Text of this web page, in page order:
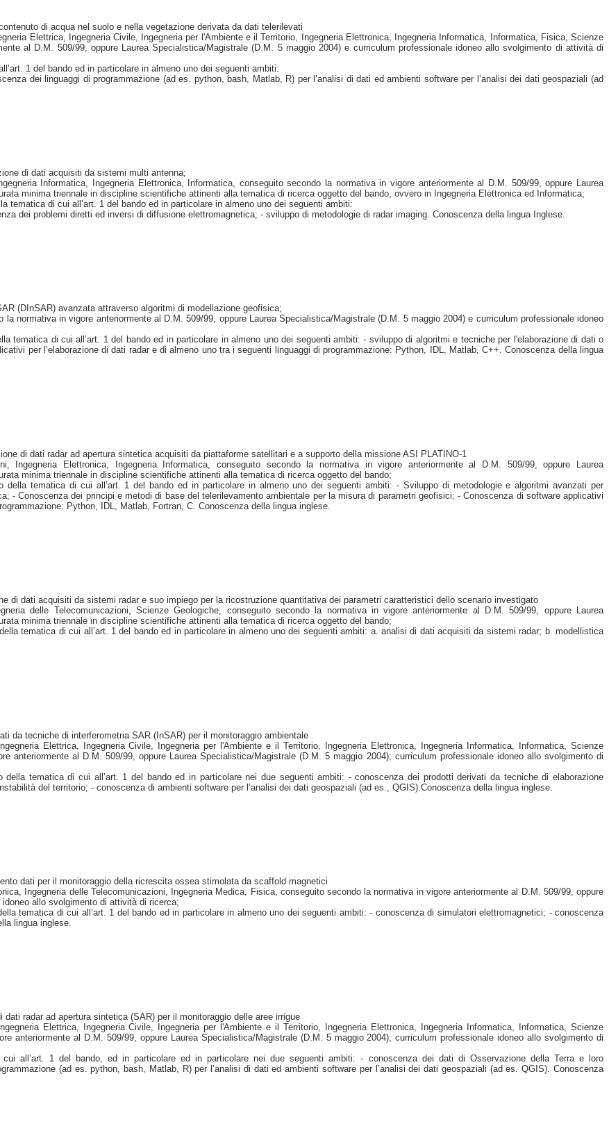
di acqua nel suolo e nella vegetazione derivata da dati telerilevati
Elettrica, Ingegneria Civile, Ingegneria per l'Ambiente e il Territorio, Ingegneria Elettronica, Ingegneria Informatica, Informatica, Fisica, Scienze
al D.M. 509/99, oppure Laurea Specialistica/Magistrale (D.M. 5 maggio 2004) e curriculum professionale idoneo allo svolgimento di attività di
1 del bando ed in particolare in almeno uno dei seguenti ambiti:
dei linguaggi di programmazione (ad es. python, bash, Matlab, R) per l’analisi di dati ed ambienti software per l’analisi dei dati geospaziali (ad
di dati acquisiti da sistemi multi antenna;
Informatica, Ingegneria Elettronica, Informatica, conseguito secondo la normativa in vigore anteriormente al D.M. 509/99, oppure Laurea
minima triennale in discipline scientifiche attinenti alla tematica di ricerca oggetto del bando, ovvero in Ingegneria Elettronica ed Informatica;
tematica di cui all’art. 1 del bando ed in particolare in almeno uno dei seguenti ambiti:
dei problemi diretti ed inversi di diffusione elettromagnetica; - sviluppo di metodologie di radar imaging. Conoscenza della lingua Inglese.
(DInSAR) avanzata attraverso algoritmi di modellazione geofisica;
normativa in vigore anteriormente al D.M. 509/99, oppure Laurea Specialistica/Magistrale (D.M. 5 maggio 2004) e curriculum professionale idoneo
tematica di cui all’art. 1 del bando ed in particolare in almeno uno dei seguenti ambiti: - sviluppo di algoritmi e tecniche per l'elaborazione di dati o
per l’elaborazione di dati radar e di almeno uno tra i seguenti linguaggi di programmazione: Python, IDL, Matlab, C++. Conoscenza della lingua
di dati radar ad apertura sintetica acquisiti da piattaforme satellitari e a supporto della missione ASI PLATINO-1
Ingegneria Elettronica, Ingegneria Informatica, conseguito secondo la normativa in vigore anteriormente al D.M. 509/99, oppure Laurea
minima triennale in discipline scientifiche attinenti alla tematica di ricerca oggetto del bando;
della tematica di cui all’art. 1 del bando ed in particolare in almeno uno dei seguenti ambiti: - Sviluppo di metodologie e algoritmi avanzati per
- Conoscenza dei principi e metodi di base del telerilevamento ambientale per la misura di parametri geofisici; - Conoscenza di software applicativi
Python, IDL, Matlab, Fortran, C. Conoscenza della lingua inglese.
di dati acquisiti da sistemi radar e suo impiego per la ricostruzione quantitativa dei parametri caratteristici dello scenario investigato
delle Telecomunicazioni, Scienze Geologiche, conseguito secondo la normativa in vigore anteriormente al D.M. 509/99, oppure Laurea
minima triennale in discipline scientifiche attinenti alla tematica di ricerca oggetto del bando;
tematica di cui all’art. 1 del bando ed in particolare in almeno uno dei seguenti ambiti: a. analisi di dati acquisiti da sistemi radar; b. modellistica
da tecniche di interferometria SAR (InSAR) per il monitoraggio ambientale
Elettrica, Ingegneria Civile, Ingegneria per l'Ambiente e il Territorio, Ingegneria Elettronica, Ingegneria Informatica, Informatica, Scienze
anteriormente al D.M. 509/99, oppure Laurea Specialistica/Magistrale (D.M. 5 maggio 2004); curriculum professionale idoneo allo svolgimento di
della tematica di cui all’art. 1 del bando ed in particolare nei due seguenti ambiti: - conoscenza dei prodotti derivati da tecniche di elaborazione
del territorio; - conoscenza di ambienti software per l’analisi dei dati geospaziali (ad es., QGIS).Conoscenza della lingua inglese.
dati per il monitoraggio della ricrescita ossea stimolata da scaffold magnetici
Ingegneria delle Telecomunicazioni, Ingegneria Medica, Fisica, conseguito secondo la normativa in vigore anteriormente al D.M. 509/99, oppure
allo svolgimento di attività di ricerca;
tematica di cui all’art. 1 del bando ed in particolare in almeno uno dei seguenti ambiti: - conoscenza di simulatori elettromagnetici; - conoscenza
lingua inglese.
radar ad apertura sintetica (SAR) per il monitoraggio delle aree irrigue
Elettrica, Ingegneria Civile, Ingegneria per l'Ambiente e il Territorio, Ingegneria Elettronica, Ingegneria Informatica, Informatica, Scienze
anteriormente al D.M. 509/99, oppure Laurea Specialistica/Magistrale (D.M. 5 maggio 2004); curriculum professionale idoneo allo svolgimento di
all’art. 1 del bando, ed in particolare ed in particolare nei due seguenti ambiti: - conoscenza dei dati di Osservazione della Terra e loro
(ad es. python, bash, Matlab, R) per l’analisi di dati ed ambienti software per l’analisi dei dati geospaziali (ad es. QGIS). Conoscenza